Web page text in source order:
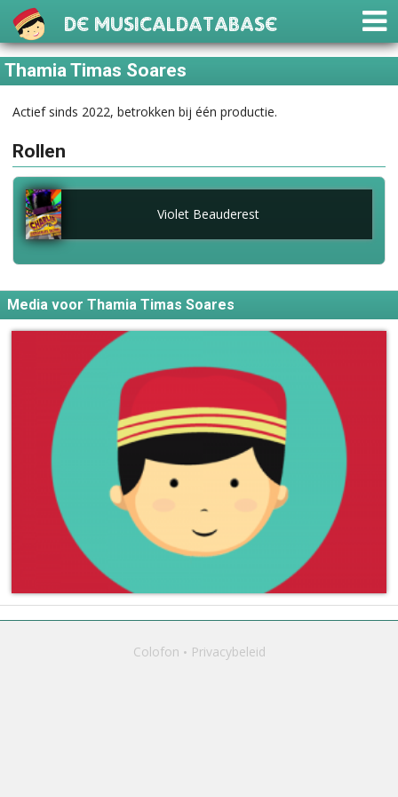
De Musicaldatabase
Thamia Timas Soares
Actief sinds 2022, betrokken bij één productie.
Rollen
Violet Beauderest
Media voor Thamia Timas Soares
Colofon Privacybeleid